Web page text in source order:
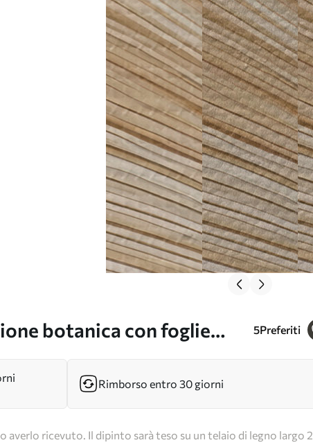
botanica con foglie
5Preferiti
Rimborso entro 30 giorni
averlo ricevuto. Il dipinto sarà teso su un telaio di legno largo 2